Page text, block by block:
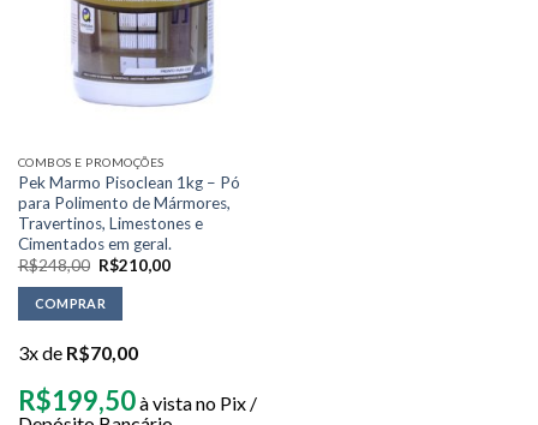
COMBOS E PROMOÇÕES
Pek Marmo Pisoclean 1kg – Pó
para Polimento de Mármores,
Travertinos, Limestones e
Cimentados em geral.
R$248,00 R$210,00
COMPRAR
3x de R$70,00
R$199,50à vista no Pix /